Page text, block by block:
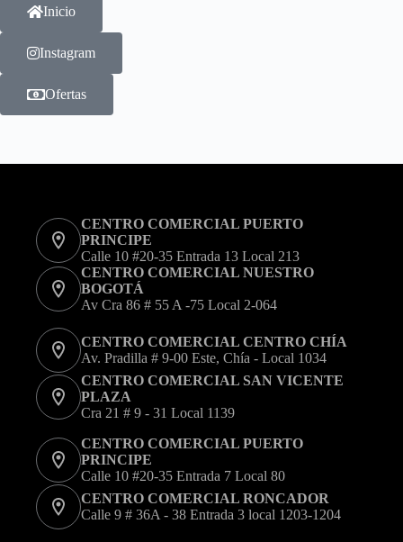
Inicio
Instagram
Ofertas
CENTRO COMERCIAL PUERTO
PRINCIPE
Calle 10 #20-35 Entrada 13 Local 213
CENTRO COMERCIAL NUESTRO
BOGOTÁ
Av Cra 86 # 55 A -75 Local 2-064
CENTRO COMERCIAL CENTRO CHÍA
Av. Pradilla # 9-00 Este, Chía - Local 1034
CENTRO COMERCIAL SAN VICENTE
PLAZA
Cra 21 # 9 - 31 Local 1139
CENTRO COMERCIAL PUERTO
PRINCIPE
Calle 10 #20-35 Entrada 7 Local 80
CENTRO COMERCIAL RONCADOR
Calle 9 # 36A - 38 Entrada 3 local 1203-1204